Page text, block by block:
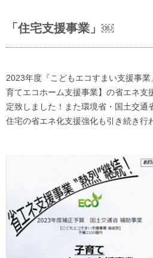
「住宅支援事業」￼
2023年度『こどもエコすまい支援事
育てエコホーム支援事業】の省エネ支
定致しました！また環境省・国土交通
住宅の省エネ化支援強化も引き続き行